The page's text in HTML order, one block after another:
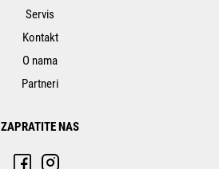
Servis
Kontakt
O nama
Partneri
ZAPRATITE NAS